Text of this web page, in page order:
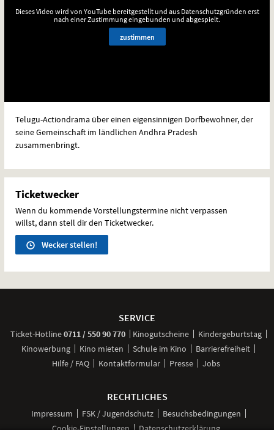
Dieses Video wird von YouTube bereitgestellt und aus Datenschutzgründen erst
nach einer Zustimmung eingebunden und abgespielt.
zustimmen
Telugu-Actiondrama über einen eigensinnigen Dorfbewohner, der
seine Gemeinschaft im ländlichen Andhra Pradesh
zusammenbringt.
Ticketwecker
Wenn du kommende Vorstellungstermine nicht verpassen
willst, dann stell dir den Ticketwecker.
Wecker stellen!
SERVICE
Ticket-Hotline0711 / 550 90 770anrufen
Kinogutscheine
Kindergeburtstag
Kinowerbung
Kino mieten Schule im Kino
Barrierefreiheit
Hilfe / FAQ
Kontaktformular Presse Jobs
RECHTLICHES
Impressum FSK / Jugendschutz
Besuchsbedingungen